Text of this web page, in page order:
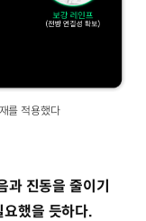
를 적용했다
진동을 줄이기
했을 듯하다.